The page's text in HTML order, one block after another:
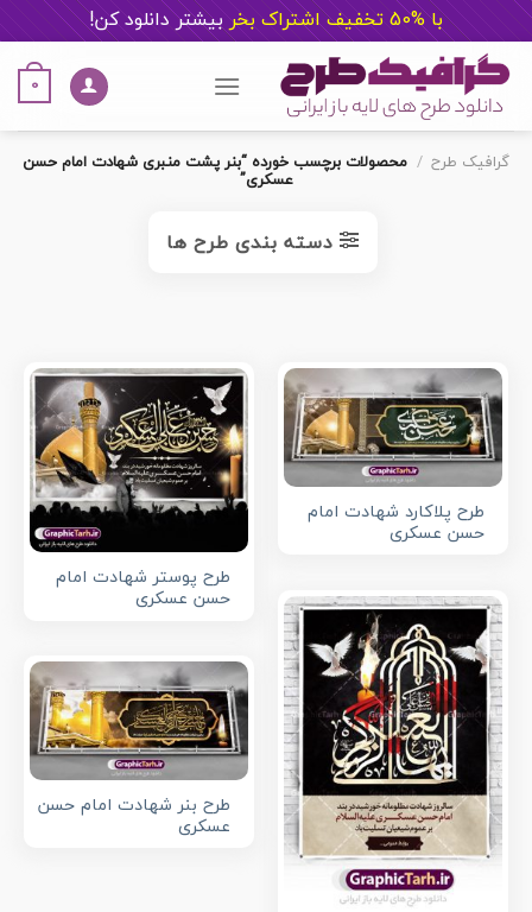
با %50 تخفیف اشتراک بخر بیشتر دانلود کن!
content
0
گرافیک طرح / محصولات برچسب خورده “بنر پشت منبری شهادت امام حسن
عسکری”
دسته بندی طرح ها
طرح پلاکارد شهادت امام
حسن عسکری
طرح پوستر شهادت امام
حسن عسکری
طرح بنر شهادت امام حسن
عسکری